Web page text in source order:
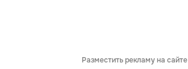
Разместить рекламу на сайте